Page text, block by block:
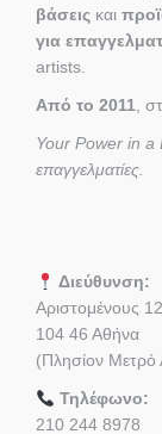
βάσεις και
για
artists.
Από το 2011,
Your Power in a
επαγγελματίες.
Διεύθυνση:
Αριστομένους
104 46 Αθήνα
(Πλησίον Μετρό
Τηλέφωνο:
210 244 8978